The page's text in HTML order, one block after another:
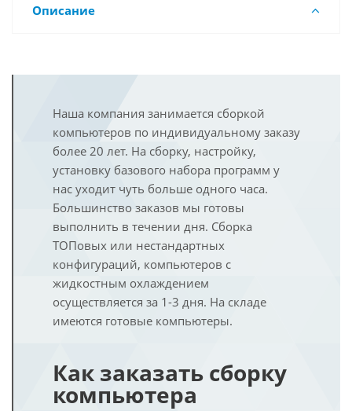
Описание
Наша компания занимается сборкой
компьютеров по индивидуальному заказу
более 20 лет. На сборку, настройку,
установку базового набора программ у
нас уходит чуть больше одного часа.
Большинство заказов мы готовы
выполнить в течении дня. Сборка
ТОПовых или нестандартных
конфигураций, компьютеров с
жидкостным охлаждением
осуществляется за 1-3 дня. На складе
имеются готовые компьютеры.
Как заказать сборку
компьютера